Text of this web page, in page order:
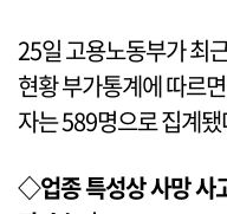
25일 고용노동부가 최
현황 부가통계에 따르
자는 589명으로 집계됐
◇업종 특성상 사망 사